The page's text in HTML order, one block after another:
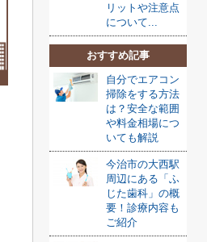
リットや注意点
について...
おすすめ記事
自分でエアコン
掃除をする方法
は？安全な範囲
や料金相場につ
いても解説
今治市の大西駅
周辺にある「ふ
じた歯科」の概
要！診療内容も
ご紹介